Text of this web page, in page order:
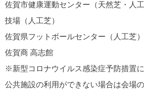
佐賀市健康運動センター（天然芝・人
技場（人工芝）
佐賀県フットボールセンター（人工芝
佐賀商 高志館
※新型コロナウイルス感染症予防措置
公共施設の利用ができない場合は会場